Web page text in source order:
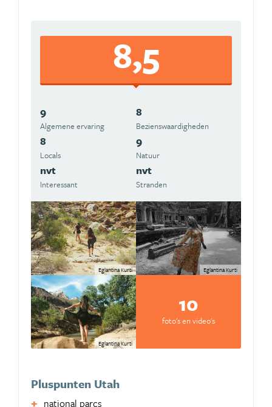
8,5
9
Algemene ervaring
8
Beziens­waardigheden
8
Locals
9
Natuur
nvt
Interessant
nvt
Stranden
Eglantina Kurti Eglantina Kurti
Eglantina Kurti
10
foto's en video's
Pluspunten Utah
national parcs